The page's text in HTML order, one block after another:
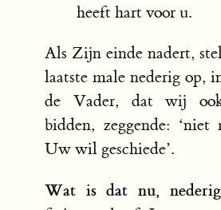
heeft hart voor u.
Als Zijn einde nadert,
laatste male nederig op,
de Vader, dat wij
bidden, zeggende:
Uw wil geschiede’.
Wat is dat nu,